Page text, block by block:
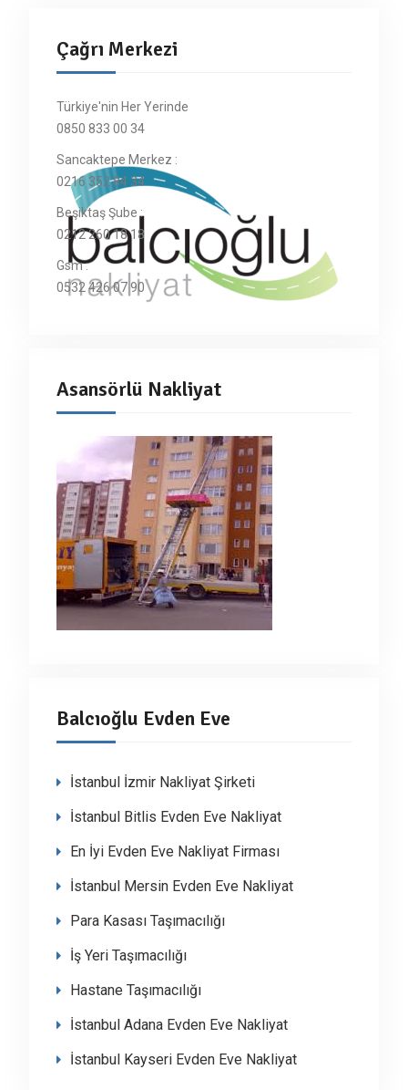
Çağrı Merkezi
Türkiye'nin Her Yerinde
0850 833 00 34
Sancaktepe Merkez :
0216 352 84 34
Beşiktaş Şube :
0212 260 18 18
Gsm :
0532 426 07 90
Asansörlü Nakliyat
Balcıoğlu Evden Eve
İstanbul İzmir Nakliyat Şirketi
İstanbul Bitlis Evden Eve Nakliyat
En İyi Evden Eve Nakliyat Firması
İstanbul Mersin Evden Eve Nakliyat
Para Kasası Taşımacılığı
İş Yeri Taşımacılığı
Hastane Taşımacılığı
İstanbul Adana Evden Eve Nakliyat
İstanbul Kayseri Evden Eve Nakliyat